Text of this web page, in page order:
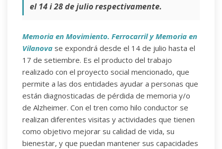
el 14 i 28 de julio respectivamente.
Memoria en Movimiento. Ferrocarril y Memoria en
Vilanova se expondrá desde el 14 de julio hasta el
17 de setiembre. Es el producto del trabajo
realizado con el proyecto social mencionado, que
permite a las dos entidades ayudar a personas que
están diagnosticadas de pérdida de memoria y/o
de Alzheimer. Con el tren como hilo conductor se
realizan diferentes visitas y actividades que tienen
como objetivo mejorar su calidad de vida, su
bienestar, y que puedan mantener sus capacidades